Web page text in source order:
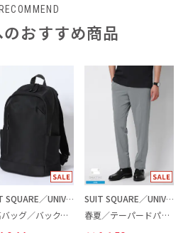
RECOMMEND
おすすめ商品
SUIT SQUARE／UNIVERSAL LANGUAGE
最高バッグ／バックパック
SUIT SQUARE／UNIVERSAL LANGUAGE
春夏／テーパードパンツ